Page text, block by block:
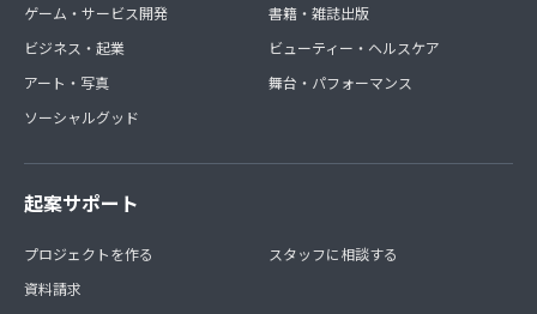
ゲーム・サービス開発
ビジネス・起業
アート・写真
ソーシャルグッド
書籍・雑誌出版
ビューティー・ヘルスケア
舞台・パフォーマンス
起案サポート
プロジェクトを作る
資料請求
スタッフに相談する